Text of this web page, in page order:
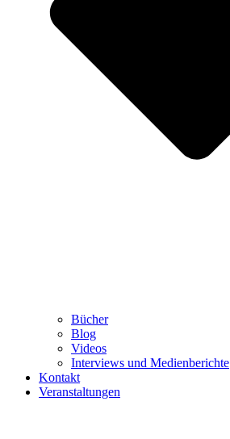
Bücher
Blog
Videos
Interviews und Medienberichte
Kontakt
Veranstaltungen